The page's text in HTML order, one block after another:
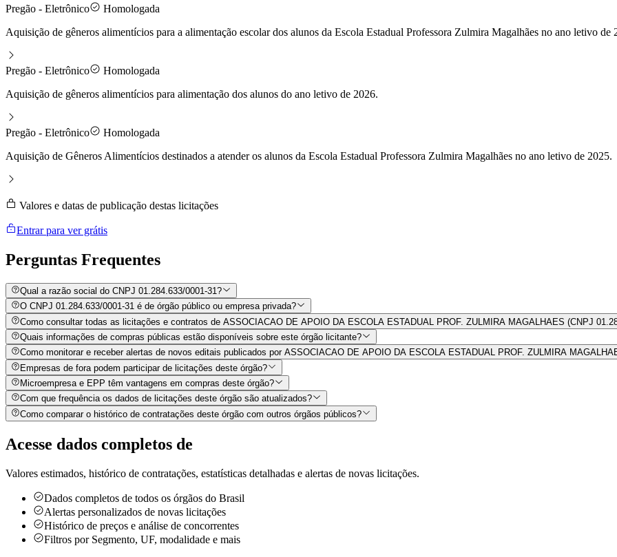
Pregão - Eletrônico
Homologada
Aquisição de gêneros alimentícios para a alimentação escolar dos alunos da Escola Estadual Professora Zulmira Magalhães no ano letivo de
Pregão - Eletrônico
Homologada
Aquisição de gêneros alimentícios para alimentação dos alunos do ano letivo de 2026.
Pregão - Eletrônico
Homologada
Aquisição de Gêneros Alimentícios destinados a atender os alunos da Escola Estadual Professora Zulmira Magalhães no ano letivo de 2025.
Valores e datas de publicação destas licitações
Entrar para ver grátis
Perguntas Frequentes
Qual a razão social do CNPJ 01.284.633/0001-31?
O CNPJ 01.284.633/0001-31 é de órgão público ou empresa privada?
Como consultar todas as licitações e contratos de ASSOCIACAO DE APOIO DA ESCOLA ESTADUAL PROF. ZULMIRA MAGALHAES (CNPJ
Quais informações de compras públicas estão disponíveis sobre este órgão licitante?
Como monitorar e receber alertas de novos editais publicados por ASSOCIACAO DE APOIO DA ESCOLA ESTADUAL PROF. ZULMIRA
Empresas de fora podem participar de licitações deste órgão?
Microempresa e EPP têm vantagens em compras deste órgão?
Com que frequência os dados de licitações deste órgão são atualizados?
Como comparar o histórico de contratações deste órgão com outros órgãos públicos?
Acesse dados completos de
Valores estimados, histórico de contratações, estatísticas detalhadas e alertas de novas licitações.
Dados completos de todos os órgãos do Brasil
Alertas personalizados de novas licitações
Histórico de preços e análise de concorrentes
Filtros por Segmento, UF, modalidade e mais